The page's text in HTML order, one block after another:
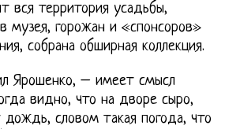
вся территория усадьбы,
музея, горожан и «спонсоров»
собрана обширная коллекция.
Ярошенко, – имеет смысл
видно, что на дворе сыро,
словом такая погода, что